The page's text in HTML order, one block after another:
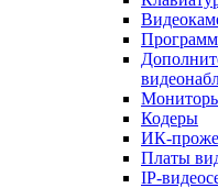
Кодеры
ИК-
Платы
IP-